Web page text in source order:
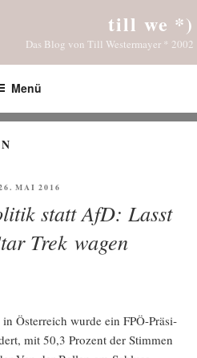
till we *)
Das Blog von Till Westermayer * 2002
Menü
MAI 2016
statt AfD: Lasst
Trek wagen
Öster­reich wur­de ein FPÖ-Prä­si­
mit 50,3 Pro­zent der Stim­men